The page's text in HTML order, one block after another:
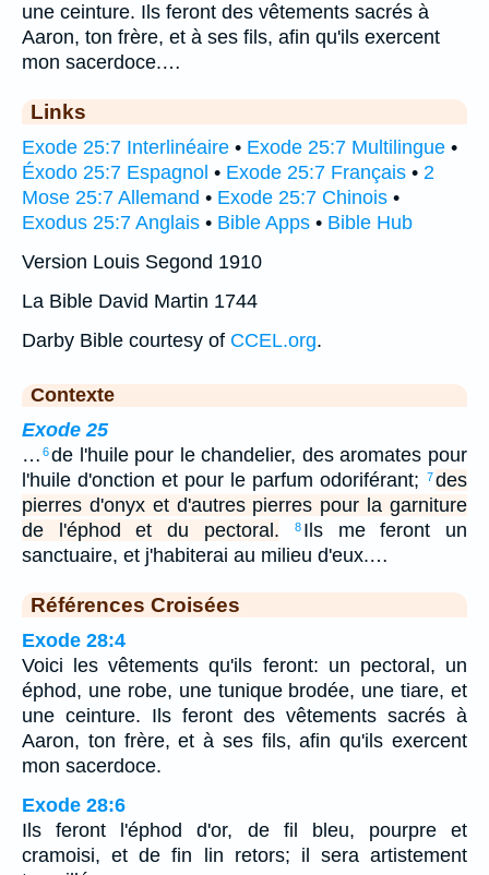
une ceinture. Ils feront des vêtements sacrés à
Aaron, ton frère, et à ses fils, afin qu'ils exercent
mon sacerdoce.…
Links
Exode 25:7 Interlinéaire • Exode 25:7 Multilingue •
Éxodo 25:7 Espagnol • Exode 25:7 Français • 2
Mose 25:7 Allemand • Exode 25:7 Chinois •
Exodus 25:7 Anglais • Bible Apps • Bible Hub
Version Louis Segond 1910
La Bible David Martin 1744
Darby Bible courtesy of CCEL.org.
Contexte
Exode 25
… 6de l'huile pour le chandelier, des aromates pour
l'huile d'onction et pour le parfum odoriférant;
7des
pierres d'onyx et d'autres pierres pour la garniture
de l'éphod et du pectoral.
8 Ils me feront un
sanctuaire, et j'habiterai au milieu d'eux.…
Références Croisées
Exode 28:4
Voici les vêtements qu'ils feront: un pectoral, un
éphod, une robe, une tunique brodée, une tiare, et
une ceinture. Ils feront des vêtements sacrés à
Aaron, ton frère, et à ses fils, afin qu'ils exercent
mon sacerdoce.
Exode 28:6
Ils feront l'éphod d'or, de fil bleu, pourpre et
cramoisi, et de fin lin retors; il sera artistement